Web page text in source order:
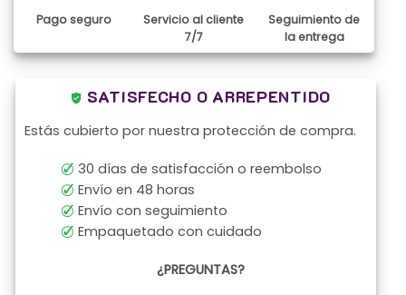
Pago seguro
Servicio al cliente
7/7
Seguimiento de
la entrega
SATISFECHO O ARREPENTIDO
Estás cubierto por nuestra protección de compra.
30 días de satisfacción o reembolso
Envío en 48 horas
Envío con seguimiento
Empaquetado con cuidado
¿PREGUNTAS?